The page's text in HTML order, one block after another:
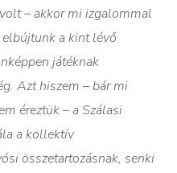
– akkor mi izgalommal
a kint lévő
játéknak
Azt hiszem – bár mi
éreztük – a Szálasi
a kollektív
összetartozásnak, senki